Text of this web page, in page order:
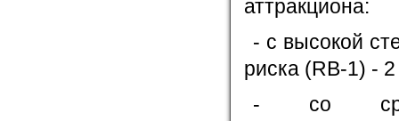
аттракциона:
- с высокой
риска (RB-1) -
- со